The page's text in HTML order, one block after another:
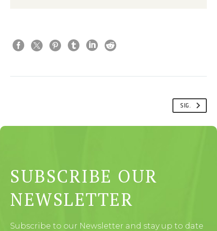
SIG.
SUBSCRIBE OUR
NEWSLETTER
Subscribe to our Newsletter and stay up to date